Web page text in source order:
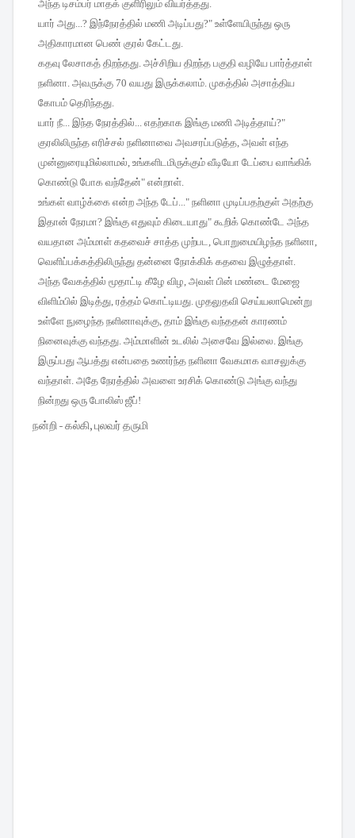
அந்த டிசம்பர் மாதக் குளிரிலும் வியர்த்தது.
யார் அது...? இந்நேரத்தில் மணி அடிப்பது?" உள்ளேயிருந்து ஒரு
அதிகாரமான பெண் குரல் கேட்டது.
கதவு லேசாகத் திறந்தது. அச்சிறிய திறந்த பகுதி வழியே பார்த்தாள்
நளினா. அவருக்கு 70 வயது இருக்கலாம். முகத்தில் அசாத்திய
கோபம் தெரிந்தது.
யார் நீ... இந்த நேரத்தில்... எதற்காக இங்கு மணி அடித்தாய்?"
குரலிலிருந்த எரிச்சல் நளினாவை அவசரப்படுத்த, அவள் எந்த
முன்னுரையுமில்லாமல், உங்களிடமிருக்கும் வீடியோ டேப்பை வாங்கிக்
கொண்டு போக வந்தேன்" என்றாள்.
உங்கள் வாழ்க்கை என்ற அந்த டேப்..." நளினா முடிப்பதற்குள் அதற்கு
இதான் நேரமா? இங்கு எதுவும் கிடையாது" கூறிக் கொண்டே அந்த
வயதான அம்மாள் கதவைச் சாத்த முற்பட, பொறுமையிழந்த நளினா,
வெளிப்பக்கத்திலிருந்து தன்னை நோக்கிக் கதவை இழுத்தாள்.
அந்த வேகத்தில் மூதாட்டி கீழே விழ, அவள் பின் மண்டை மேஜை
விளிம்பில் இடித்து, ரத்தம் கொட்டியது. முதலுதவி செய்யலாமென்று
உள்ளே நுழைந்த நளினாவுக்கு, தாம் இங்கு வந்ததன் காரணம்
நினைவுக்கு வந்தது. அம்மாளின் உடலில் அசைவே இல்லை. இங்கு
இருப்பது ஆபத்து என்பதை உணர்ந்த நளினா வேகமாக வாசலுக்கு
வந்தாள். அதே நேரத்தில் அவளை உரசிக் கொண்டு அங்கு வந்து
நின்றது ஒரு போலிஸ் ஜீப்!
நன்றி - கல்கி, புலவர் தருமி